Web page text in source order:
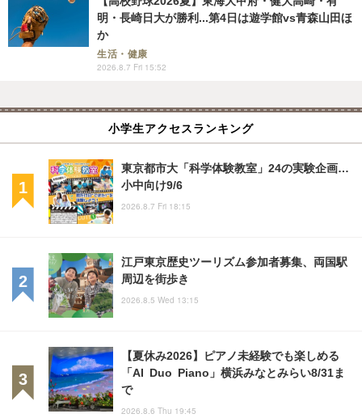
明・長崎日大が勝利...第4日は遊学館vs青森山田ほ
か
生活・健康
2026.8.7 Fri 15:52
小学生アクセスランキング
東京都市大「科学体験教室」24の実験企画…
小中向け9/6
2026.8.7 Fri 18:15
江戸東京歴史ツーリズム参加者募集、両国駅
周辺を街歩き
2026.8.5 Wed 13:15
【夏休み2026】ピアノ未経験でも楽しめる
「AI Duo Piano」横浜みなとみらい8/31ま
で
2026.8.6 Thu 19:45